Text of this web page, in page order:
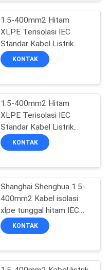
1.5-400mm2 Hitam
XLPE Terisolasi IEC
Standar Kabel Listrik
Industri
KONTAK
1.5-400mm2 Hitam
XLPE Terisolasi IEC
Standar Kabel Listrik
Industri
KONTAK
Shanghai Shenghua 1.5-
400mm2 Kabel isolasi
xlpe tunggal hitam IEC
Kabel listrik industri
standar
KONTAK